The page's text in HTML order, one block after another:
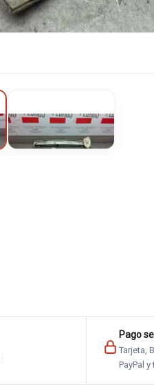
Pago
Tarjeta,
PayPal